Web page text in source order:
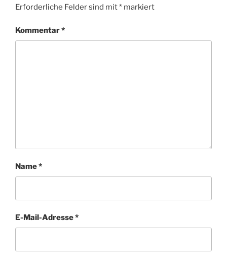
Erforderliche Felder sind mit* markiert
Kommentar*
Name*
E-Mail-Adresse*